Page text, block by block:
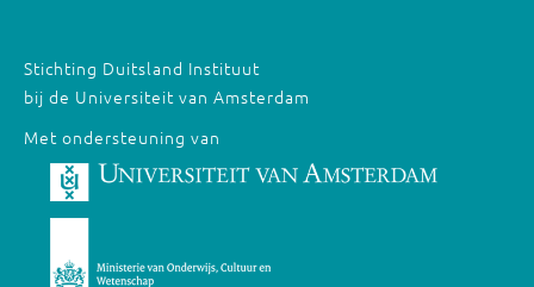
Stichting Duitsland Instituut
bij de Universiteit van Amsterdam
Met ondersteuning van